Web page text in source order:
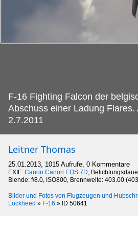
F-16 Fighting Falcon der
Abschuss einer Ladung Flares.
2.7.2011
Leitner Thomas
25.01.2013, 1015 Aufrufe, 0 Kommentare
EXIF: Canon Canon EOS 7D,
Blende: f/8.0, ISO800, Brennweite: 403.00
Bilder und Fotos von Flugzeugen und
Lockheed » F-16 » ID 50641